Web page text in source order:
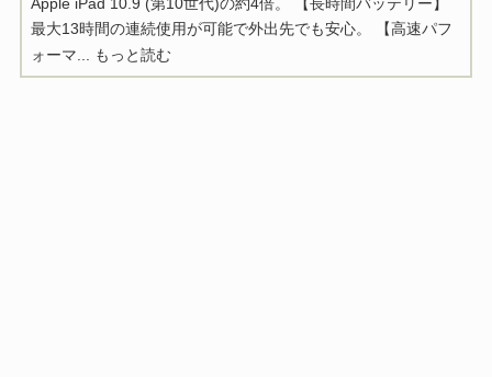
最大13時間の連続使用が可能で外出先でも安心。 【高速パフ
ォーマ...
もっと読む